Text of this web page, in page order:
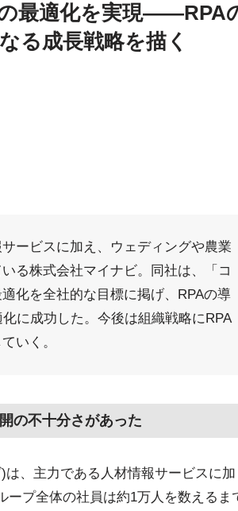
最適化を実現――RPA
る成長戦略を描く
ービスに加え、ウェディングや農業
る株式会社マイナビ。同社は、「コ
化を全社的な目標に掲げ、RPAの導
に成功した。今後は組織戦略にRPA
いく。
の不十分さがあった
、主力である人材情報サービスに加
ープ全体の社員は約1万人を数えるま